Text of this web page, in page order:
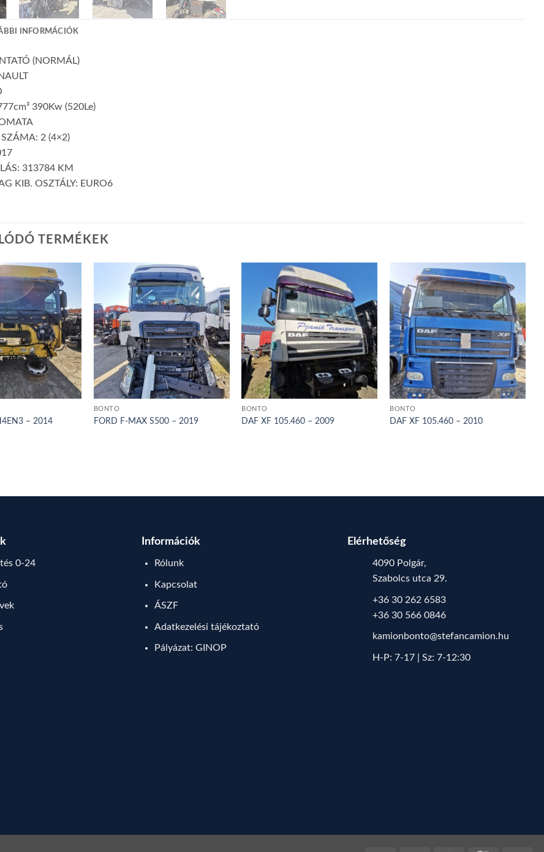
INFORMÁCIÓK
(NORMÁL)
390Kw (520Le)
SZÁMA: 2 (4×2)
313784 KM
KIB. OSZTÁLY: EURO6
TERMÉKEK
– 2014
BONTÓ
FORD F-MAX S500 – 2019
BONTÓ
DAF XF 105.460 – 2009
BONTÓ
DAF XF 105.460 – 2010
0-24
Információk
Rólunk
Kapcsolat
ÁSZF
Adatkezelési tájékoztató
Pályázat: GINOP
Elérhetőség
4090 Polgár,
Szabolcs utca 29.
+36 30 262 6583
+36 30 566 0846
kamionbonto@stefancamion.hu
H-P: 7-17 | Sz: 7-12:30